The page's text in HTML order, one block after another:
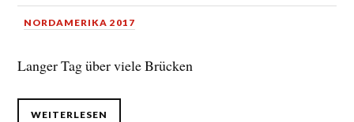
NORDAMERIKA 2017
Langer Tag über viele Brücken
WEITERLESEN